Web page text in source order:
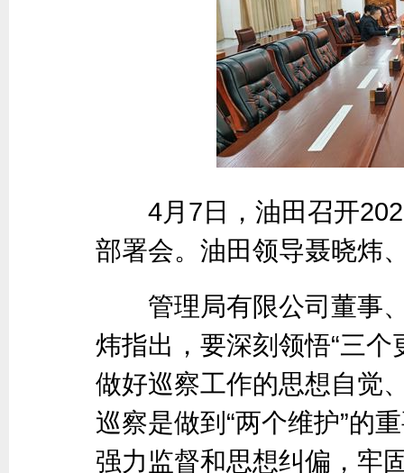
4月7日，油田召开
部署会。油田领导聂晓炜
管理局有限公司董事、
炜指出，要深刻领悟“三
做好巡察工作的思想自觉
巡察是做到“两个维护”的
强力监督和思想纠偏，牢